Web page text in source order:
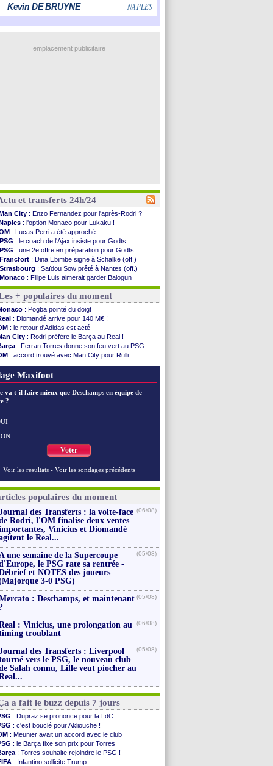
emplacement publicitaire
et transferts 24h/24
City : Enzo Fernandez pour l'après-Rodri ?
: l'option Monaco pour Lukaku !
: Lucas Perri a été approché
PSG : le coach de l'Ajax insiste pour Godts
PSG : une 2e offre en préparation pour Godts
Francfort : Dina Ebimbe signe à Schalke (off.)
Strasbourg : Saïdou Sow prêté à Nantes (off.)
Monaco : Filipe Luis aimerait garder Balogun
Dortmund: Newcastle est prévenu pour Nmecha
Barça: première offre à 45 M€ pour Rodri ?
Argentine: le soutien très appuyé à Infantino
Tottenham: Van de Ven va prolonger
Barça: l'agent de Rodri confirme !
: la CAF soutient Infantino
2030 : Rubiales charge Infantino et ...
: Embolo a des pistes alléchantes
d'Ivoire : Renard affiche ses ambitions
City: Trafford à Leeds pour 47 M€ (off...
: Monaco s'impose contre Getafe
+ populaires du moment
: Pogba pointé du doigt
: Diomandé arrive pour 140 M€ !
: le retour d'Adidas est acté
City : Rodri préfère le Barça au Real !
: Ferran Torres donne son feu vert au PSG
: accord trouvé avec Man City pour Rulli
: le club prêt à libérer Kondogbia ?
Maxifoot
va t-il faire mieux que Deschamps en équipe de
?
Voter
Voir les resultats - Voir les sondages précédents
populaires du moment
des Transferts : la volte-face
Rodri, l'OM finalise deux ventes
Vinicius et Diomandé
le Real...
(06/08)
une semaine de la Supercoupe
le PSG rate sa rentrée -
et NOTES des joueurs
3-0 PSG)
(05/08)
: Deschamps, et maintenant (05/08)
: Vinicius, une prolongation au
troublant
(06/08)
des Transferts : Liverpool
vers le PSG, le nouveau club
Salah connu, Lille veut piocher au
(05/08)
a fait le buzz depuis 7 jours
: Dupraz se prononce pour la LdC
: c'est bouclé pour Akliouche !
: Meunier avait un accord avec le club
: le Barça fixe son prix pour Torres
: Torres souhaite rejoindre le PSG !
: Infantino sollicite Trump